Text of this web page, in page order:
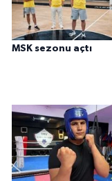
MSK sezonu açtı